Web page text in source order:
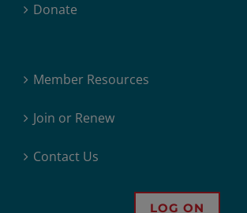
Donate
Member Resources
Join or Renew
Contact Us
LOG ON